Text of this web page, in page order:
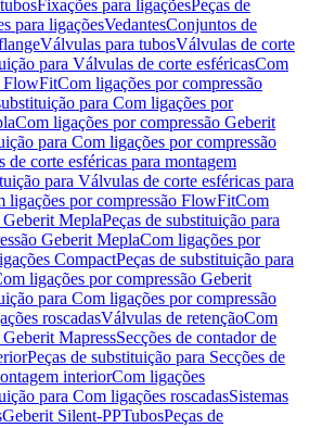
Fixações para ligaçõesPeças de
para ligaçõesVedantesConjuntos de
Válvulas para tubosVálvulas de corte
para Válvulas de corte esféricasCom
FlowFitCom ligações por compressão
para Com ligações por
Com ligações por compressão Geberit
para Com ligações por compressão
de corte esféricas para montagem
para Válvulas de corte esféricas para
ligações por compressão FlowFitCom
Geberit MeplaPeças de substituição para
Geberit MeplaCom ligações por
CompactPeças de substituição para
ligações por compressão Geberit
para Com ligações por compressão
roscadasVálvulas de retençãoCom
MapressSecções de contador de
Peças de substituição para Secções de
interiorCom ligações
para Com ligações roscadasSistemas
Geberit Silent-PPTubosPeças de